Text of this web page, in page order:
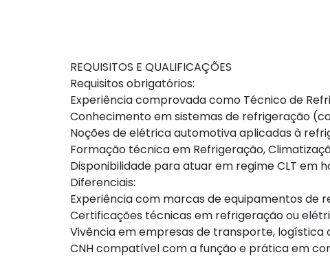
REQUISITOS E QUALIFICAÇÕES
Requisitos obrigatórios:
Experiência comprovada como Técnico de
Conhecimento em sistemas de refrigeração
Noções de elétrica automotiva aplicadas à
Formação técnica em Refrigeração,
Disponibilidade para atuar em regime CLT em
Diferenciais:
Experiência com marcas de equipamentos de
Certificações técnicas em refrigeração ou
Vivência em empresas de transporte, logística
CNH compatível com a função e prática em